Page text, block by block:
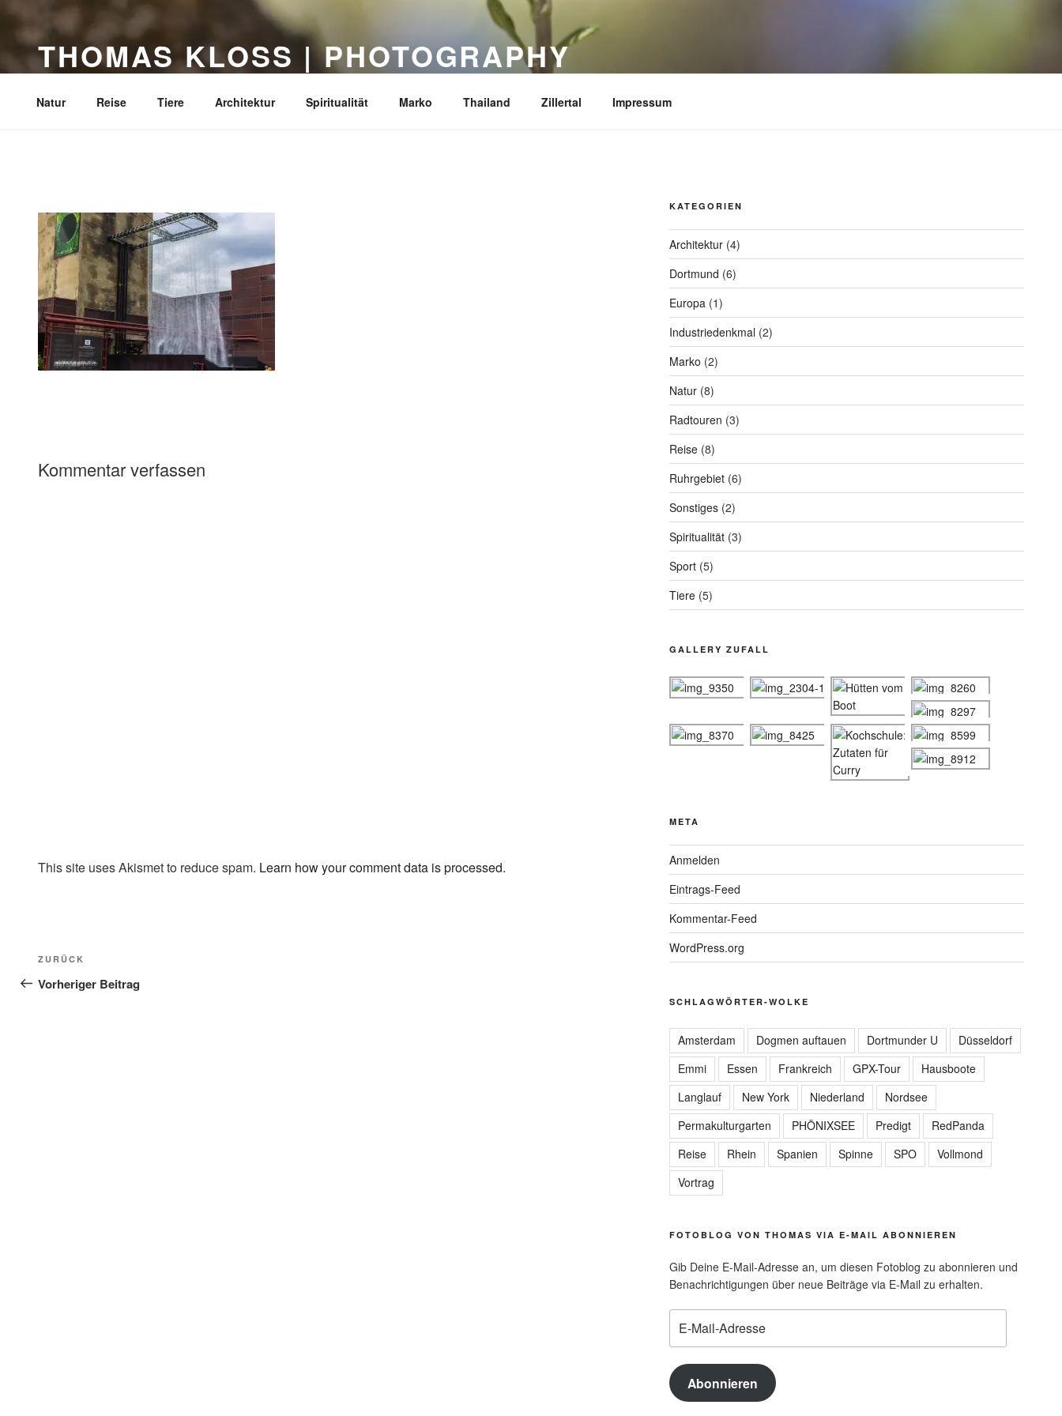
springenTHOMAS KLOSS | PHOTOGRAPHY
Natur Reise Tiere Architektur Spiritualität Marko Thailand Zillertal Impressum
Kommentar verfassen
This site uses Akismet to reduce spam. Learn how your comment data is processed.
Beitragsnavigation
Vorheriger
Beitrag
ZURÜCK
Vorheriger Beitrag
KATEGORIEN
Architektur(4)
Dortmund (6)
Europa(1)
Industriedenkmal(2)
Marko (2)
Natur(8)
Radtouren (3)
Reise(8)
Ruhrgebiet(6)
Sonstiges(2)
Spiritualität(3)
Sport(5)
Tiere(5)
GALLERY ZUFALL
META
Anmelden
Eintrags-Feed
Kommentar-Feed
WordPress.org
SCHLAGWÖRTER-WOLKE
Amsterdam Dogmen auftauen Dortmunder U
Düsseldorf
Emmi
Essen Frankreich GPX-Tour
Hausboote
Langlauf
New York Niederland
Nordsee
Permakulturgarten
PHÖNIXSEE Predigt
RedPanda
Reise
Rhein Spanien Spinne SPO
Vollmond
Vortrag
FOTOBLOG VON THOMAS VIA E-MAIL ABONNIEREN
Gib Deine E-Mail-Adresse an, um diesen Fotoblog zu abonnieren und
Benachrichtigungen über neue Beiträge via E-Mail zu erhalten.
Mail-
Adresse
Abonnieren